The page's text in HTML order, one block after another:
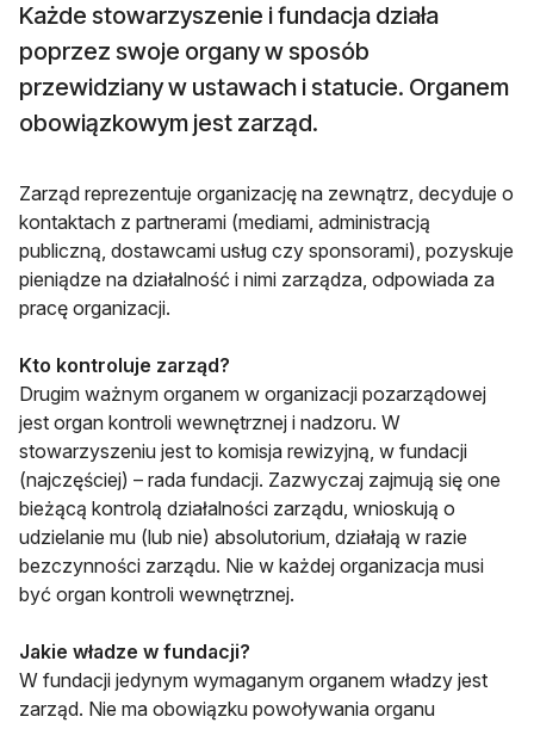
Każde stowarzyszenie i fundacja działa
poprzez swoje organy w sposób
przewidziany w ustawach i statucie. Organem
obowiązkowym jest zarząd.
Zarząd reprezentuje organizację na zewnątrz, decyduje o
kontaktach z partnerami (mediami, administracją
publiczną, dostawcami usług czy sponsorami), pozyskuje
pieniądze na działalność i nimi zarządza, odpowiada za
pracę organizacji.
Kto kontroluje zarząd?
Drugim ważnym organem w organizacji pozarządowej
jest organ kontroli wewnętrznej i nadzoru. W
stowarzyszeniu jest to komisja rewizyjną, w fundacji
(najczęściej) – rada fundacji. Zazwyczaj zajmują się one
bieżącą kontrolą działalności zarządu, wnioskują o
udzielanie mu (lub nie) absolutorium, działają w razie
bezczynności zarządu. Nie w każdej organizacja musi
być organ kontroli wewnętrznej.
Jakie władze w fundacji?
W fundacji jedynym wymaganym organem władzy jest
zarząd. Nie ma obowiązku powoływania organu